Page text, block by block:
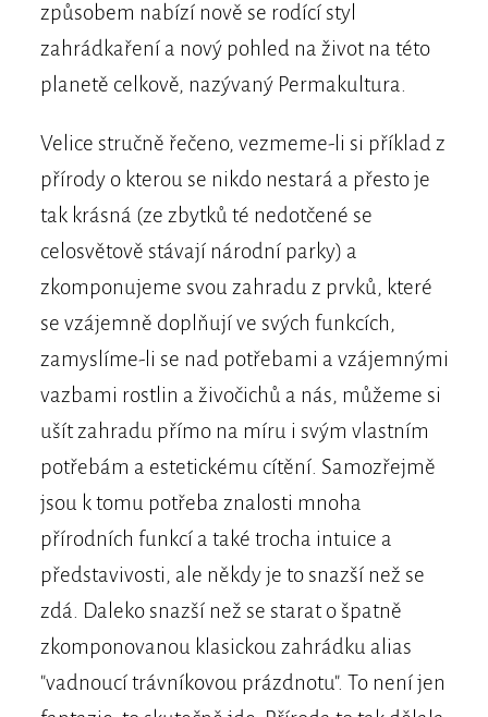
způsobem nabízí nově se rodící styl
zahrádkaření a nový pohled na život na této
planetě celkově, nazývaný Permakultura.
Velice stručně řečeno, vezmeme-li si příklad z
přírody o kterou se nikdo nestará a přesto je
tak krásná (ze zbytků té nedotčené se
celosvětově stávají národní parky) a
zkomponujeme svou zahradu z prvků, které
se vzájemně doplňují ve svých funkcích,
zamyslíme-li se nad potřebami a vzájemnými
vazbami rostlin a živočichů a nás, můžeme si
ušít zahradu přímo na míru i svým vlastním
potřebám a estetickému cítění. Samozřejmě
jsou k tomu potřeba znalosti mnoha
přírodních funkcí a také trocha intuice a
představivosti, ale někdy je to snazší než se
zdá. Daleko snazší než se starat o špatně
zkomponovanou klasickou zahrádku alias
"vadnoucí trávníkovou prázdnotu". To není jen